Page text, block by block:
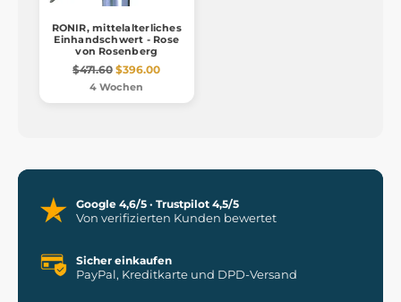
RONIR, mittelalterliches
Einhandschwert - Rose
von Rosenberg
$471.60 $396.00
4 Wochen
Google 4,6/5 · Trustpilot 4,5/5
Von verifizierten Kunden bewertet
Sicher einkaufen
PayPal, Kreditkarte und DPD-Versand